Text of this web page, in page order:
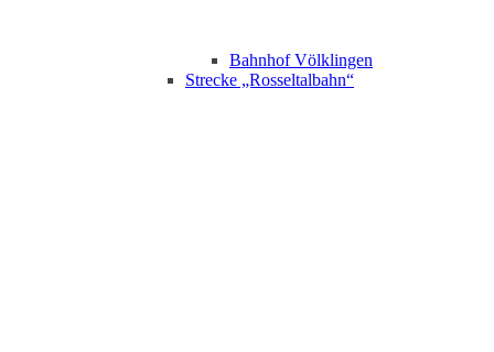
Bahnhof Völklingen
Strecke „Rosseltalbahn“